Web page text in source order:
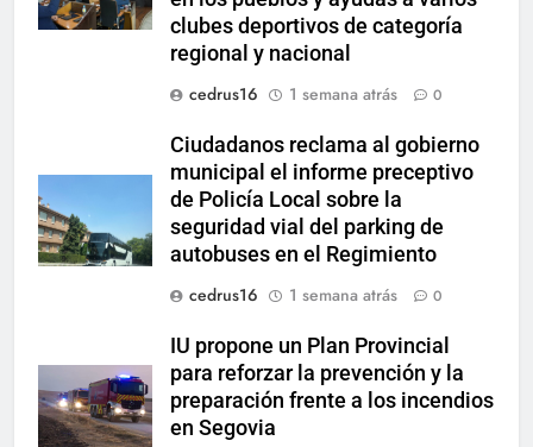
clubes deportivos de categoría
regional y nacional
cedrus16
1 semana atrás 0
Ciudadanos reclama al gobierno
municipal el informe preceptivo
de Policía Local sobre la
seguridad vial del parking de
autobuses en el Regimiento
cedrus16
1 semana atrás 0
IU propone un Plan Provincial
para reforzar la prevención y la
preparación frente a los incendios
en Segovia